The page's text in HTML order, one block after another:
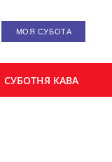
МОЯ СУБОТА
СУБОТНЯ КАВА